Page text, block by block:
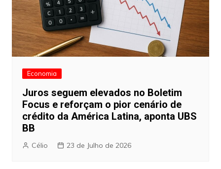
Economia
Juros seguem elevados no Boletim
Focus e reforçam o pior cenário de
crédito da América Latina, aponta UBS
BB
Célio 23 de Julho de 2026